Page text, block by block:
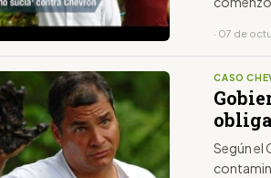
· 07 de
CASO
Según el